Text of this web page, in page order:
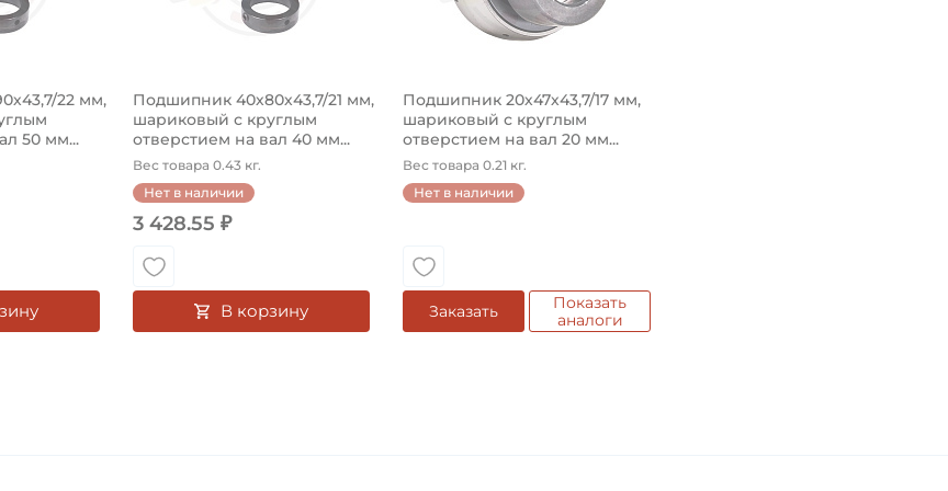
22 мм,
50 мм...
Подшипник 40х80х43,7/21 мм,
шариковый с круглым
отверстием на вал 40 мм...
Вес товара 0.43 кг.
Нет в наличии
3 428.55 ₽
В корзину
Подшипник 20х47х43,7/17 мм,
шариковый с круглым
отверстием на вал 20 мм...
Вес товара 0.21 кг.
Нет в наличии
Заказать
Показать
аналоги